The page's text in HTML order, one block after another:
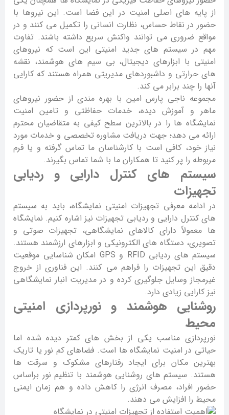
از پایه های اصلی امنیت در این فضا است. این نیروها با
حضور در نقاط حساس، نظارت انسانی را تکمیل می کنند و در
مواقع ضروری می توانند واکنش سریع داشته باشند. تفاوت
مهم در سیستم های جدید امنیتی این است که نیروهای
امنیتی با ابزارهای دیجیتال، بی سیم های هوشمند، نقشه
های حرارتی و داشبوردهای مدیریتی همراه هستند که کارایی
آنها را چند برابر می کند.
مجموعه ناجی پارس امین با بهره مندی از حضور نیروهای
ماهر و آموزش دیده، خدمات حفاظتی و تامین امنیت
نمایشگاه ها را در بالاترین سطح کیفی به متقاضیان محترم
ارائه می دهد؛ جهت دریافت مشاوره تخصصی و خدمات مورد
نیاز خود، کافی است با کارشناسان ما تماس گرفته و یا فرم
مربوطه را پر کنید تا همکاران ما با شما تماس بگیرند.
سیستم های کنترل دارایی و ردیابی
تجهیزات
در ادامه معرفی تجهیزات امنیتی نمایشگاه، باید به سیستم
های کنترل دارایی و ردیابی تجهیزات نیز اشاره کنیم. نمایشگاه
ها معمولاً دارای کالاهای نمایشگاهی، تجهیزات صوتی و
تصویری، دستگاه های الکترونیکی و ابزارهای ارزشمند هستند.
سیستم های ردیابی RFID و GPS امکان شناسایی موقعیت
دقیق این تجهیزات را فراهم می کنند. این فناوری از خروج
غیرمجاز وسایل جلوگیری کرده و در مدیریت انبار نمایشگاهی
نیز کارایی زیادی دارد.
روشنایی هوشمند و نورپردازی امنیتی
محیط
نورپردازی مناسب یکی از بخش های کمتر دیده شده اما
حیاتی در امنیت نمایشگاه ها است. فضاهای کم نور یا تاریک
بهترین مکان برای ایجاد رفتارهای مشکوک و سرقت ها
هستند. سیستم های روشنایی هوشمند با تنظیم نور براساس
حضور افراد، مصرف انرژی را کاهش داده و هم زمان ایمنی
محیط را افزایش می دهند.